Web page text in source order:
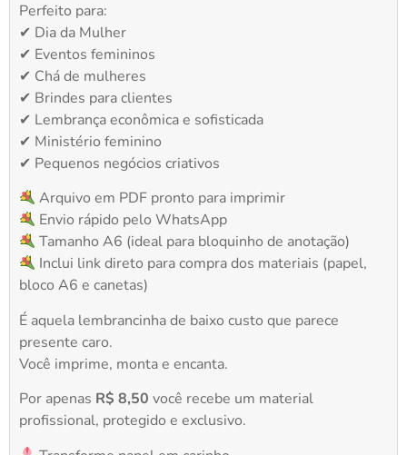
Perfeito para:
✔ Dia da Mulher
✔ Eventos femininos
✔ Chá de mulheres
✔ Brindes para clientes
✔ Lembrança econômica e sofisticada
✔ Ministério feminino
✔ Pequenos negócios criativos
Arquivo em PDF pronto para imprimir
Envio rápido pelo WhatsApp
Tamanho A6 (ideal para bloquinho de anotação)
Inclui link direto para compra dos materiais (papel,
bloco A6 e canetas)
É aquela lembrancinha de baixo custo que parece
presente caro.
Você imprime, monta e encanta.
Por apenas R$ 8,50 você recebe um material
profissional, protegido e exclusivo.